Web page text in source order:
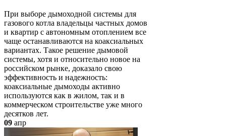
При выборе дымоходной системы для
газового котла владельцы частных домов
и квартир с автономным отоплением все
чаще останавливаются на коаксиальных
вариантах. Такое решение дымовой
системы, хотя и относительно новое на
российском рынке, доказало свою
эффективность и надежность:
коаксиальные дымоходы активно
используются как в жилом, так и в
коммерческом строительстве уже много
десятков лет.
09 апр